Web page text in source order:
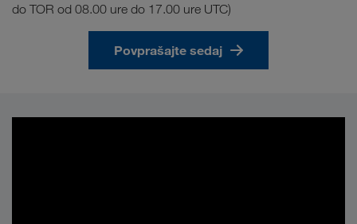
do TOR od 08.00 ure do 17.00 ure UTC)
Povprašajte sedaj